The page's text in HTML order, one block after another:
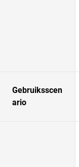
Gebruiksscen
ario